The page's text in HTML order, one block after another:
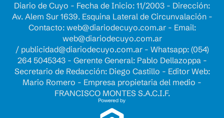
Diario de Cuyo - Fecha de Inicio: 11/2003 - Dirección:
Av. Alem Sur 1639. Esquina Lateral de Circunvalación -
Contacto: web@diariodecuyo.com.ar- Email:
web@diariodecuyo.com.ar
/ publicidad@diariodecuyo.com.ar- Whatsapp: (054)
264 5045343 - Gerente General: Pablo Dellazoppa -
Secretario de Redacción: Diego Castillo - Editor Web:
Mario Romero - Empresa propietaria del medio -
FRANCISCO MONTES S.A.C.I.F.